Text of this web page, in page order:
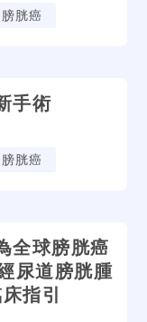
膀胱癌
手術
膀胱癌
全球膀胱癌
尿道膀胱腫
指引